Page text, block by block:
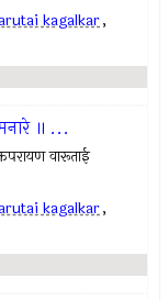
kagalkar,
॥ ...
वारूताई
kagalkar,